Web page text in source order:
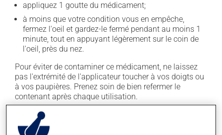
appliquez 1 goutte du médicament;
à moins que votre condition vous en empêche,
fermez l'oeil et gardez-le fermé pendant au moins 1
minute, tout en appuyant légèrement sur le coin de
l'oeil, près du nez.
Pour éviter de contaminer ce médicament, ne laissez
pas l'extrémité de l'applicateur toucher à vos doigts ou
à vos paupières. Prenez soin de bien refermer le
contenant après chaque utilisation.
En règle générale, on utilise ce produit quatre fois par
jour. Il est possible que votre pharmacien vous ait